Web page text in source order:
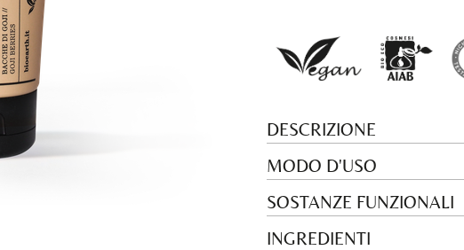
DESCRIZIONE
MODO D'USO
SOSTANZE FUNZIONALI
INGREDIENTI